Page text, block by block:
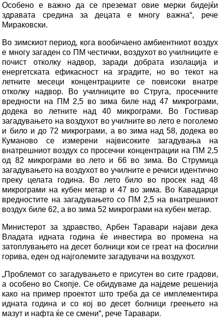
Особено е важно да се преземат овие мерки бидејќи
здравата средина за децата е многу важна“, рече
Мираковски.
Во зимскиот период, кога вообичаено амбиентниот воздух
е многу загаден со ПМ честички, воздухот во училниците е
почист отколку надвор, заради добрата изолација и
енергетската ефикасност на зградите, но во текот на
летните месеци концентрациите се повисоки внатре
отколку надвор. Во училниците во Струга, просечните
вредности на ПМ 2,5 во зима биле над 47 микрограми,
додека во летните над 40 микрограми. Во Гостивар
загадувањето на воздухот во училните во лето е поголемо
и било и до 72 микрограми, а во зима над 58, додека во
Куманово се измерени највисоките загадувања на
внатрешниот воздух со просечни концентрации на ПМ 2,5
од 82 микрограми во лето и 66 во зима. Во Струмица
загадувањето на воздухот во училните е речиси идентично
преку целата година. Во лето било во просек над 48
микрограми на кубен метар и 47 во зима. Во Кавадарци
вредностите на загадувањето со ПМ 2,5 на внатрешниот
воздух биле 62, а во зима 52 микрограми на кубен метар.
Министерот за здравство, Арбен Таравари најави дека
Владата идната година ќе инвестира во промена на
затоплувањето на десет болници кои се греат на фосилни
горива, еден од најголемите загадувачи на воздухот.
„Проблемот со загадувањето е присутен во сите градови,
а особено во Скопје. Се обидуваме да најдеме решенија
како на пример проектот што треба да се имплементира
идната година и со кој во десет болници греењето на
мазут и нафта ќе се смени“, рече Таравари.